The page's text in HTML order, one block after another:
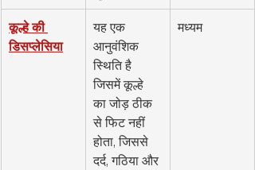
कूल्हे की
डिसप्लेसिया
यह एक
आनुवंशिक
स्थिति है
जिसमें कूल्हे
का जोड़ ठीक
से फिट नहीं
होता, जिससे
दर्द, गठिया और
मध्यम